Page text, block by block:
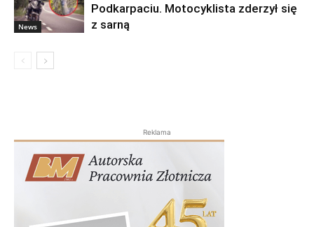
News
Podkarpaciu. Motocyklista zderzył się
z sarną
Reklama